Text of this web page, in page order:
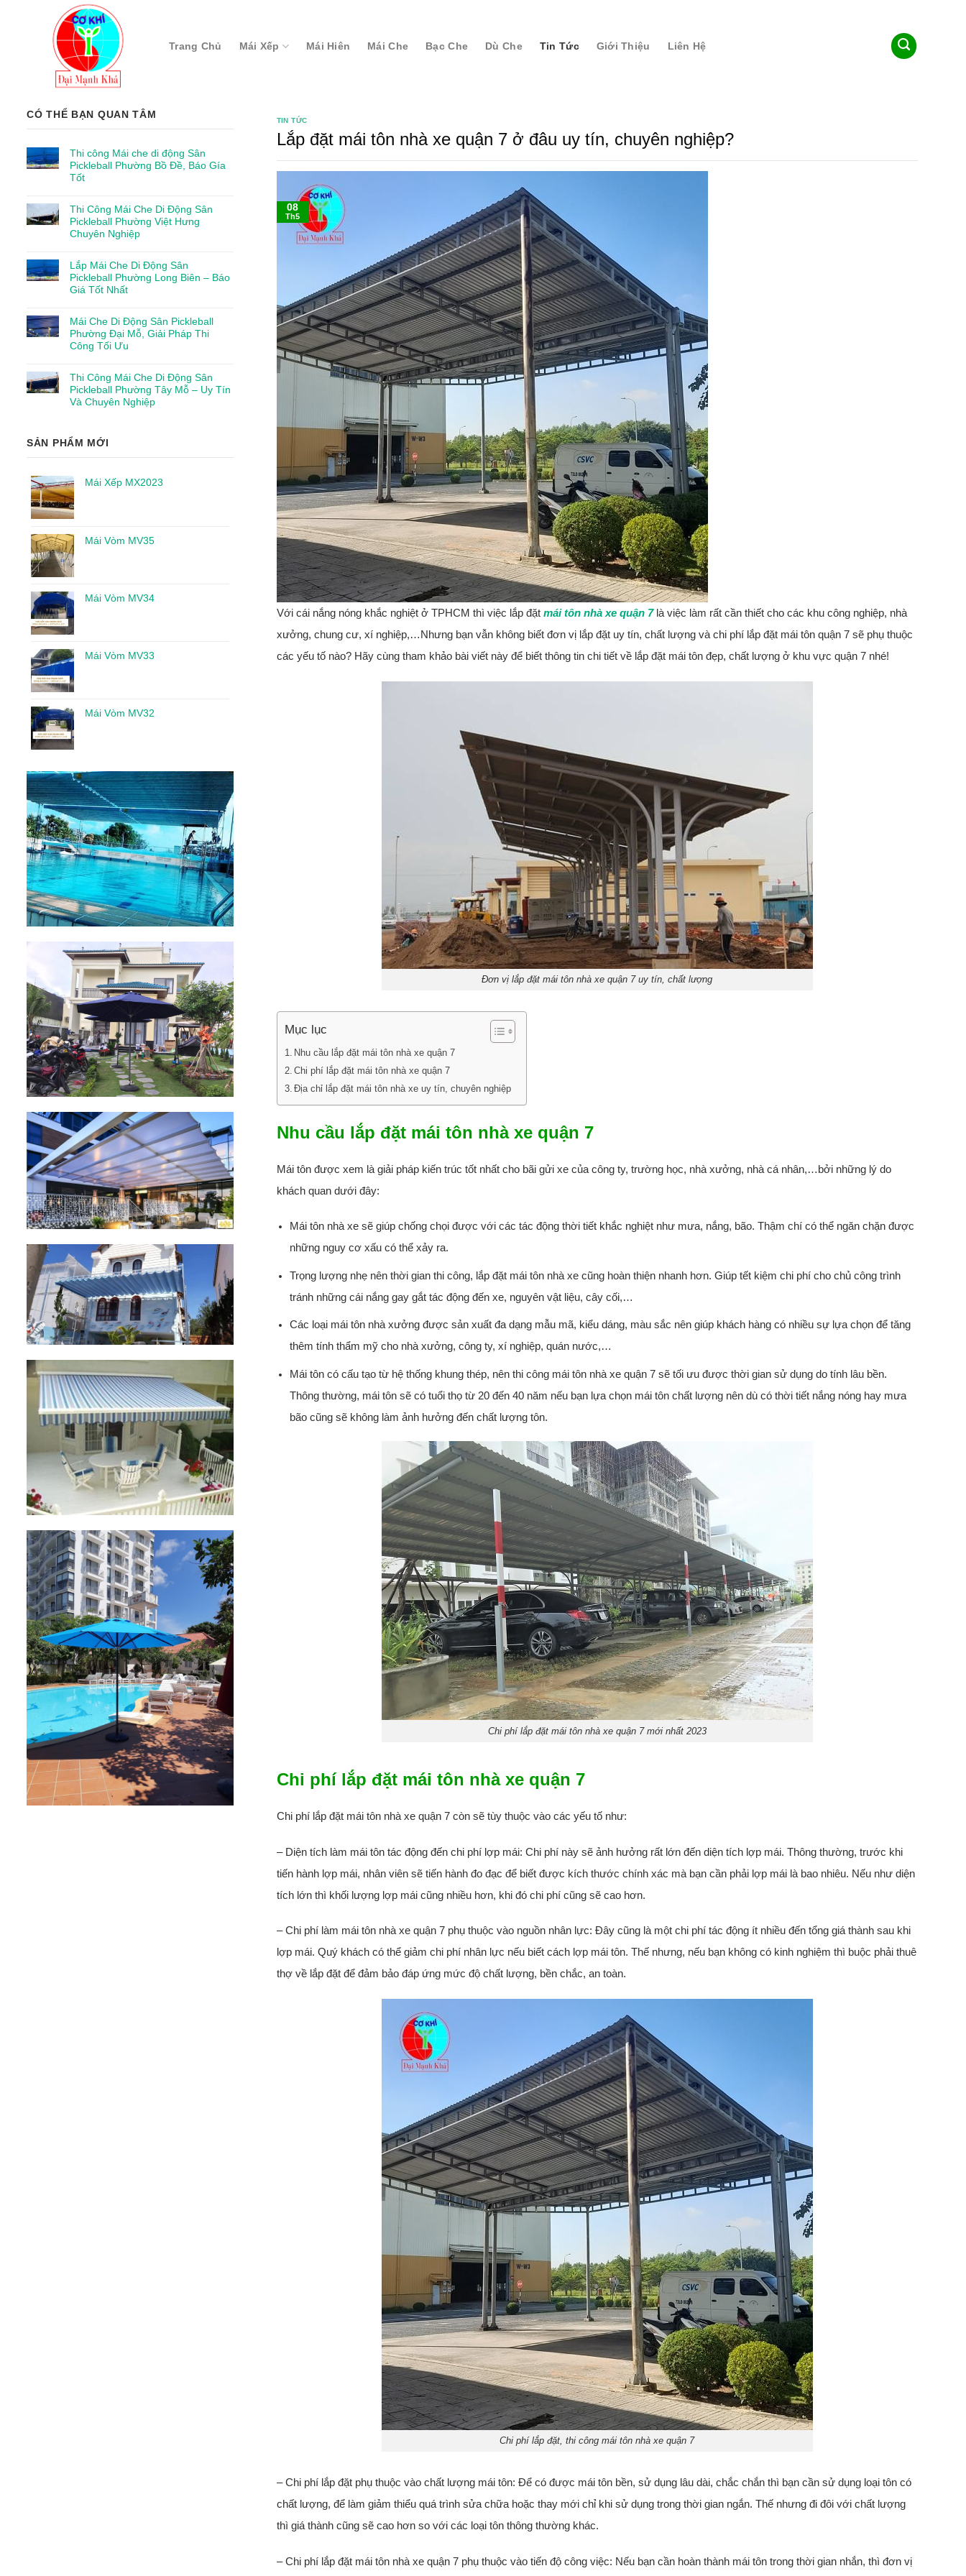
Trang Chủ Mái Xếp Mái Hiên Mái Che Bạc Che Dù Che Tin Tức Giới Thiệu Liên Hệ
CÓ THỂ BẠN QUAN TÂM
Thi công Mái che di động Sân
Pickleball Phường Bồ Đề, Báo Gía
Tốt
Thi Công Mái Che Di Động Sân
Pickleball Phường Việt Hưng
Chuyên Nghiệp
Lắp Mái Che Di Động Sân
Pickleball Phường Long Biên – Báo
Giá Tốt Nhất
Mái Che Di Động Sân Pickleball
Phường Đại Mỗ, Giải Pháp Thi
Công Tối Ưu
Thi Công Mái Che Di Động Sân
Pickleball Phường Tây Mỗ – Uy Tín
Và Chuyên Nghiệp
SẢN PHẨM MỚI
Mái Xếp MX2023
Mái Vòm MV35
Mái Vòm MV34
Mái Vòm MV33
Mái Vòm MV32
TIN TỨC
Lắp đặt mái tôn nhà xe quận 7 ở đâu uy tín, chuyên nghiệp?
08
Th5
Với cái nắng nóng khắc nghiệt ở TPHCM thì việc lắp đặt mái tôn nhà xe quận 7là việc làm rất cần thiết cho các khu công nghiệp, nhà
xưởng, chung cư, xí nghiệp,…Nhưng bạn vẫn không biết đơn vị lắp đặt uy tín, chất lượng và chi phí lắp đặt mái tôn quận 7 sẽ phụ thuộc
các yếu tố nào? Hãy cùng tham khảo bài viết này để biết thông tin chi tiết về lắp đặt mái tôn đẹp, chất lượng ở khu vực quận 7 nhé!
Đơn vị lắp đặt mái tôn nhà xe quận 7 uy tín, chất lượng
Mục lục
Nhu cầu lắp đặt mái tôn nhà xe quận 7
Chi phí lắp đặt mái tôn nhà xe quận 7
Địa chỉ lắp đặt mái tôn nhà xe uy tín, chuyên nghiệp
Nhu cầu lắp đặt mái tôn nhà xe quận 7
Mái tôn được xem là giải pháp kiến trúc tốt nhất cho bãi gửi xe của công ty, trường học, nhà xưởng, nhà cá nhân,…bởi những lý do
khách quan dưới đây:
Mái tôn nhà xe sẽ giúp chống chọi được với các tác động thời tiết khắc nghiệt như mưa, nắng, bão. Thậm chí có thể ngăn chặn được
những nguy cơ xấu có thể xảy ra.
Trọng lượng nhẹ nên thời gian thi công, lắp đặt mái tôn nhà xe cũng hoàn thiện nhanh hơn. Giúp tết kiệm chi phí cho chủ công trình
tránh những cái nắng gay gắt tác động đến xe, nguyên vật liệu, cây cối,…
Các loại mái tôn nhà xưởng được sản xuất đa dạng mẫu mã, kiểu dáng, màu sắc nên giúp khách hàng có nhiều sự lựa chọn để tăng
thêm tính thẩm mỹ cho nhà xưởng, công ty, xí nghiệp, quán nước,…
Mái tôn có cấu tạo từ hệ thống khung thép, nên thi công mái tôn nhà xe quận 7 sẽ tối ưu được thời gian sử dụng do tính lâu bền.
Thông thường, mái tôn sẽ có tuổi thọ từ 20 đến 40 năm nếu bạn lựa chọn mái tôn chất lượng nên dù có thời tiết nắng nóng hay mưa
bão cũng sẽ không làm ảnh hưởng đến chất lượng tôn.
Chi phí lắp đặt mái tôn nhà xe quận 7 mới nhất 2023
Chi phí lắp đặt mái tôn nhà xe quận 7
Chi phí lắp đặt mái tôn nhà xe quận 7 còn sẽ tùy thuộc vào các yếu tố như:
– Diện tích làm mái tôn tác động đến chi phí lợp mái: Chi phí này sẽ ảnh hưởng rất lớn đến diện tích lợp mái. Thông thường, trước khi
tiến hành lợp mái, nhân viên sẽ tiến hành đo đạc để biết được kích thước chính xác mà bạn cần phải lợp mái là bao nhiêu. Nếu như diện
tích lớn thì khối lượng lợp mái cũng nhiều hơn, khi đó chi phí cũng sẽ cao hơn.
– Chi phí làm mái tôn nhà xe quận 7 phụ thuộc vào nguồn nhân lực: Đây cũng là một chi phí tác động ít nhiều đến tổng giá thành sau khi
lợp mái. Quý khách có thể giảm chi phí nhân lực nếu biết cách lợp mái tôn. Thế nhưng, nếu bạn không có kinh nghiệm thì buộc phải thuê
thợ về lắp đặt để đảm bảo đáp ứng mức độ chất lượng, bền chắc, an toàn.
Chi phí lắp đặt, thi công mái tôn nhà xe quận 7
– Chi phí lắp đặt phụ thuộc vào chất lượng mái tôn: Để có được mái tôn bền, sử dụng lâu dài, chắc chắn thì bạn cần sử dụng loại tôn có
chất lượng, để làm giảm thiểu quá trình sửa chữa hoặc thay mới chỉ khi sử dụng trong thời gian ngắn. Thế nhưng đi đôi với chất lượng
thì giá thành cũng sẽ cao hơn so với các loại tôn thông thường khác.
– Chi phí lắp đặt mái tôn nhà xe quận 7 phụ thuộc vào tiến độ công việc: Nếu bạn cần hoàn thành mái tôn trong thời gian nhắn, thì đơn vị